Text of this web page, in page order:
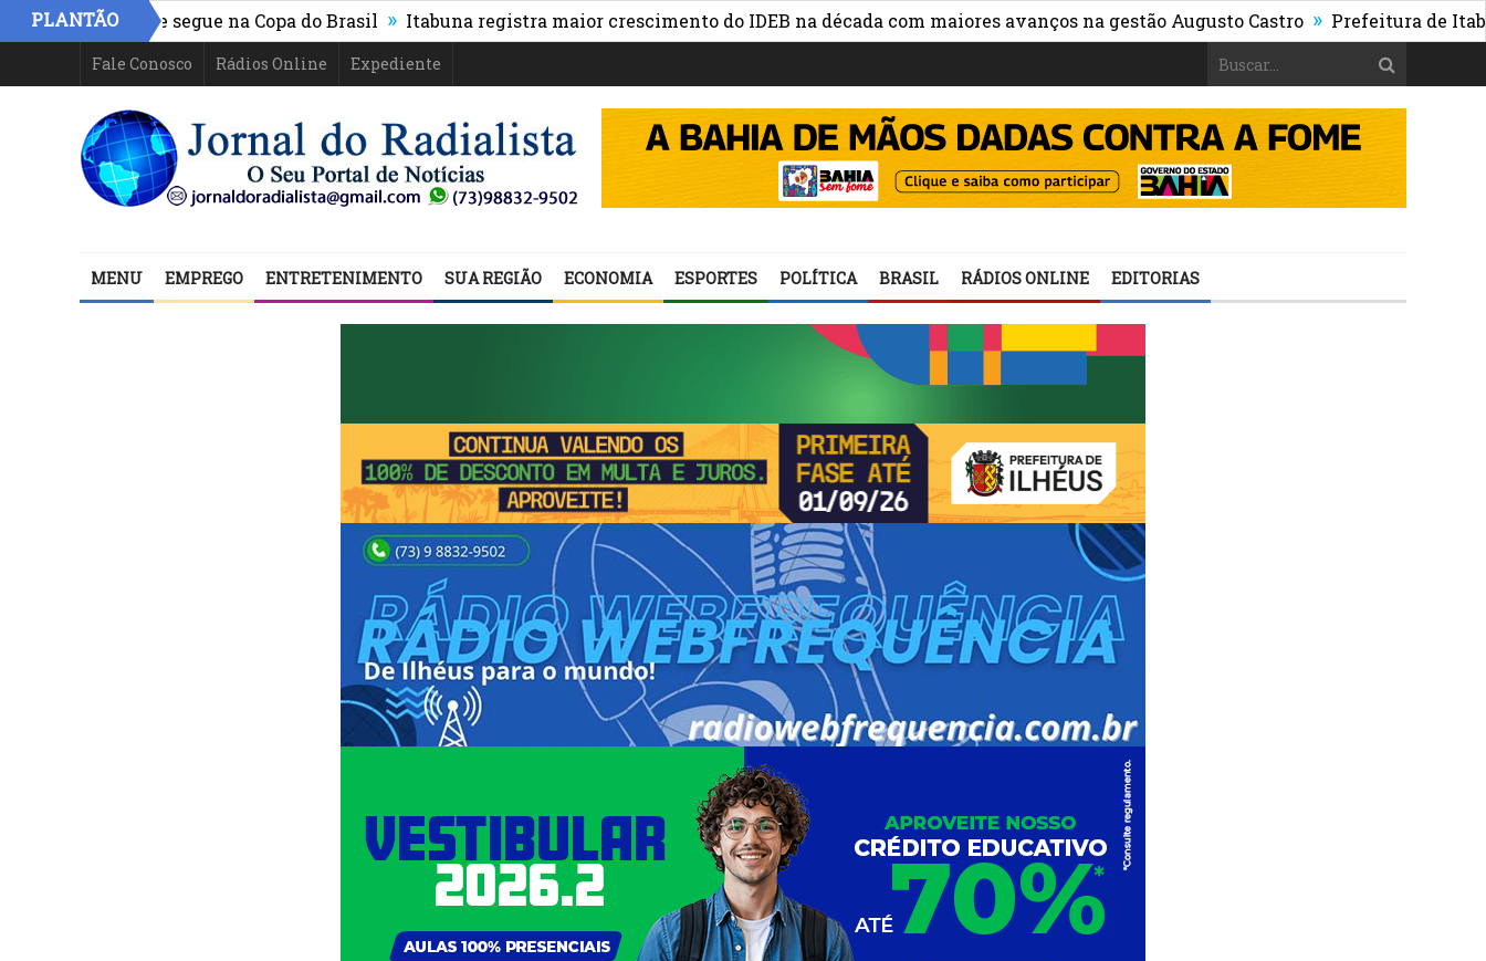
PLANTÃO
PR e segue na Copa do Brasil » Itabuna registra maior crescimento do IDEB na década com maiores avanços na gestão Augusto Castro » Prefeitura de Itabuna
Fale Conosco Rádios Online Expediente
MENU EMPREGO ENTRETENIMENTO SUA REGIÃO ECONOMIA ESPORTES POLÍTICA BRASIL RÁDIOS ONLINE EDITORIAS